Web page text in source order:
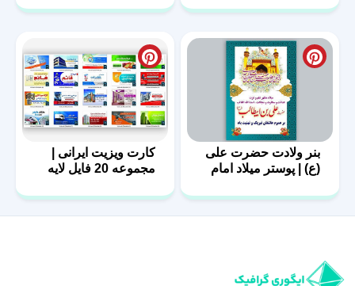
بنر ولادت حضرت علی
(ع) | پوستر میلاد امام
کارت ویزیت ایرانی |
مجموعه 20 فایل لایه